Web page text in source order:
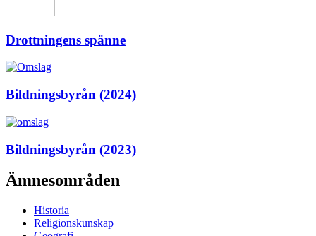
Drottningens spänne
Bildningsbyrån (2024)
Bildningsbyrån (2023)
Ämnesområden
Historia
Religionskunskap